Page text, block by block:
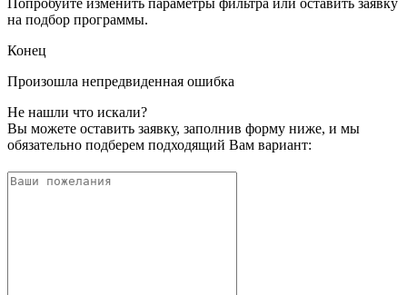
Попробуйте изменить параметры фильтра или оставить заявку
на подбор программы.
Конец
Произошла непредвиденная ошибка
Не нашли что искали?
Вы можете оставить заявку, заполнив форму ниже, и мы
обязательно подберем подходящий Вам вариант: